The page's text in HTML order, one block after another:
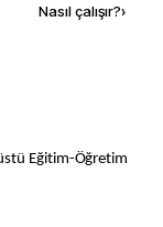
Nasıl çalışır?›
Eğitim-Öğretim